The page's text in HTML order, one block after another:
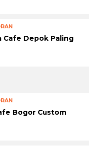
Cafe Depok Paling
Bogor Custom